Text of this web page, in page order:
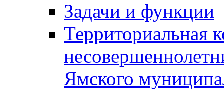
Задачи и функции
Территориальная
Ямского